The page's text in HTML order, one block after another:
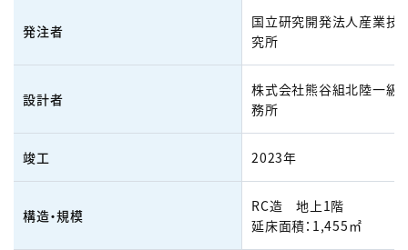
発注者
国立研究開発法人産業技
究所
設計者
株式会社熊谷組北陸一級
務所
竣工 2023年
構造・規模
RC造 地上1階
延床面積：1,455㎡